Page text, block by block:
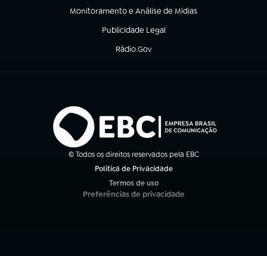
Monitoramento e Análise de Mídias
(abre em nova aba)
Publicidade Legal
(abre em nova aba)
Rádio Gov
(abre em nova aba)
© Todos os direitos reservados pela EBC
Política de Privacidade
Termos de uso
(abre em nova aba)
Preferências de privacidade